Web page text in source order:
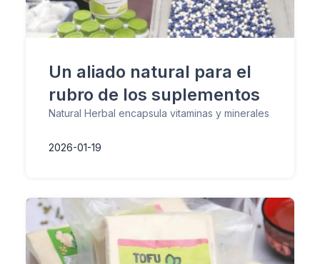
Un aliado natural para el
rubro de los suplementos
Natural Herbal encapsula vitaminas y minerales
2026-01-19